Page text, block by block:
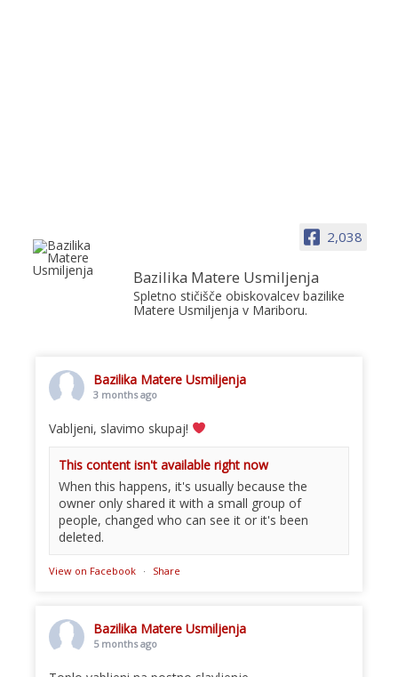
2,038
Bazilika Matere Usmiljenja
Spletno stičišče obiskovalcev bazilike
Matere Usmiljenja v Mariboru.
Bazilika Matere Usmiljenja
3 months ago
Vabljeni, slavimo skupaj!
This content isn't available right now
When this happens, it's usually because the
owner only shared it with a small group of
people, changed who can see it or it's been
deleted.
View on Facebook · Share
Bazilika Matere Usmiljenja
5 months ago